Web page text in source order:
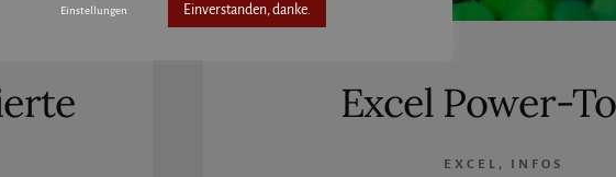
Excel Power-
EXCEL , INFOS
Einstellungen Einverstanden, danke.